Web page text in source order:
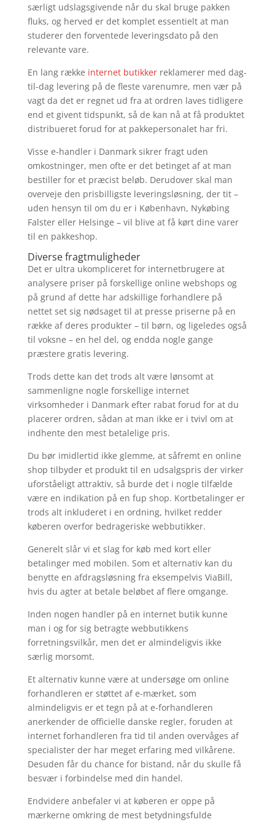
særligt udslagsgivende når du skal bruge pakken
fluks, og herved er det komplet essentielt at man
studerer den forventede leveringsdato på den
relevante vare.
En lang række internet butikkerreklamerer med dag-
til-dag levering på de fleste varenumre, men vær på
vagt da det er regnet ud fra at ordren laves tidligere
end et givent tidspunkt, så de kan nå at få produktet
distribueret forud for at pakkepersonalet har fri.
Visse e-handler i Danmark sikrer fragt uden
omkostninger, men ofte er det betinget af at man
bestiller for et præcist beløb. Derudover skal man
overveje den prisbilligste leveringsløsning, der tit –
uden hensyn til om du er i København, Nykøbing
Falster eller Helsinge – vil blive at få kørt dine varer
til en pakkeshop.
Diverse fragtmuligheder
Det er ultra ukompliceret for internetbrugere at
analysere priser på forskellige online webshops og
på grund af dette har adskillige forhandlere på
nettet set sig nødsaget til at presse priserne på en
række af deres produkter – til børn, og ligeledes også
til voksne – en hel del, og endda nogle gange
præstere gratis levering.
Trods dette kan det trods alt være lønsomt at
sammenligne nogle forskellige internet
virksomheder i Danmark efter rabat forud for at du
placerer ordren, sådan at man ikke er i tvivl om at
indhente den mest betalelige pris.
Du bør imidlertid ikke glemme, at såfremt en online
shop tilbyder et produkt til en udsalgspris der virker
uforståeligt attraktiv, så burde det i nogle tilfælde
være en indikation på en fup shop. Kortbetalinger er
trods alt inkluderet i en ordning, hvilket redder
køberen overfor bedrageriske webbutikker.
Generelt slår vi et slag for køb med kort eller
betalinger med mobilen. Som et alternativ kan du
benytte en afdragsløsning fra eksempelvis ViaBill,
hvis du agter at betale beløbet af flere omgange.
Inden nogen handler på en internet butik kunne
man i og for sig betragte webbutikkens
forretningsvilkår, men det er almindeligvis ikke
særlig morsomt.
Et alternativ kunne være at undersøge om online
forhandleren er støttet af e-mærket, som
almindeligvis er et tegn på at e-forhandleren
anerkender de officielle danske regler, foruden at
internet forhandleren fra tid til anden overvåges af
specialister der har meget erfaring med vilkårene.
Desuden får du chance for bistand, når du skulle få
besvær i forbindelse med din handel.
Endvidere anbefaler vi at køberen er oppe på
mærkerne omkring de mest betydningsfulde